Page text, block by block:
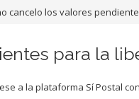
cancelo los valores
para la
a la plataforma Sí Postal